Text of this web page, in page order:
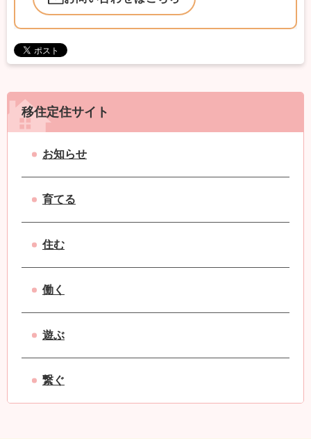
移住定住サイト
お知らせ
育てる
住む
働く
遊ぶ
繋ぐ